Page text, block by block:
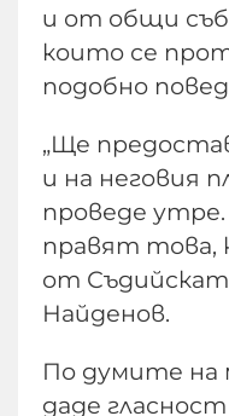
и от общи
които се
подобно
„Ще
и на неговия
проведе
правят това,
от
Найденов.
По думите
даде